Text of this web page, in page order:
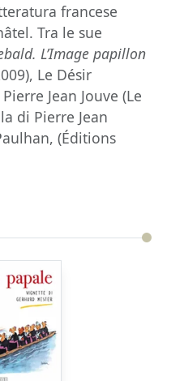
francese
Tra le sue
L’Image papillon
Le Désir
Jean Jouve (Le
di Pierre Jean
(Éditions